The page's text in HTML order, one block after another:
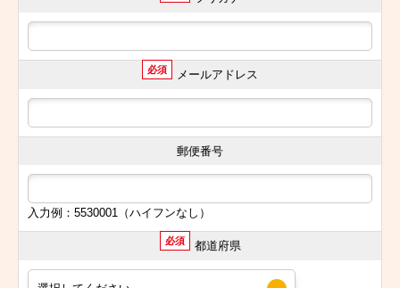
必須 メールアドレス
郵便番号
入力例：5530001（ハイフンなし）
必須 都道府県